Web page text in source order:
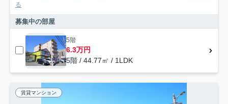
る
募集中の部屋
5階
6.3万円
5階 / 44.77㎡ / 1LDK
賃貸マンション